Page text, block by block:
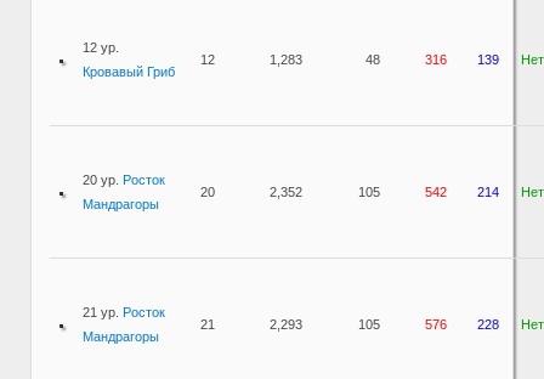
12 ур.
Кровавый Гриб
12 1,283 48 316 139 Нет
20 ур. Росток
Мандрагоры
20 2,352 105 542 214 Нет
21 ур. Росток
Мандрагоры
21 2,293 105 576 228 Нет